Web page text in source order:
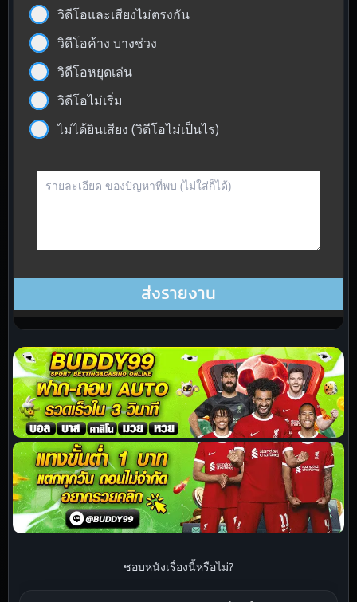
วิดีโอและเสียงไม่ตรงกัน
วิดีโอค้าง บางช่วง
วิดีโอหยุดเล่น
วิดีโอไม่เริ่ม
ไม่ได้ยินเสียง (วิดีโอไม่เป็นไร)
ชอบหนังเรื่องนี้หรือไม่?